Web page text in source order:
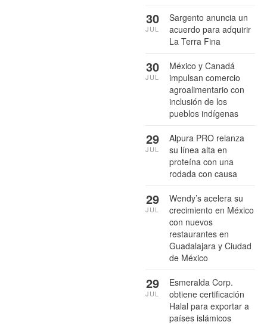
Sargento anuncia un
acuerdo para adquirir
La Terra Fina
30
JUL
México y Canadá
impulsan comercio
agroalimentario con
inclusión de los
pueblos indígenas
30
JUL
Alpura PRO relanza
su línea alta en
proteína con una
rodada con causa
29
JUL
Wendy’s acelera su
crecimiento en México
con nuevos
restaurantes en
Guadalajara y Ciudad
de México
29
JUL
Esmeralda Corp.
obtiene certificación
Halal para exportar a
países islámicos
29
JUL